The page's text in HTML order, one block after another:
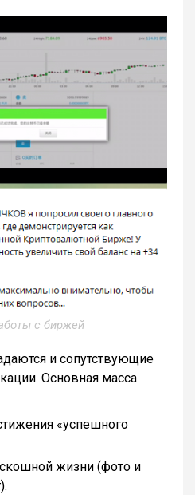
с биржей
и сопутствующие
Основная масса
«успешного
жизни (фото и